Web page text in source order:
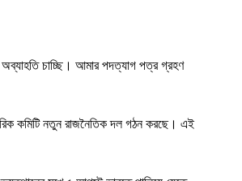
অব্যাহতি চাচ্ছি। আমার পদত্যাগ পত্র গ্রহণ
কমিটি নতুন রাজনৈতিক দল গঠন করছে। এই